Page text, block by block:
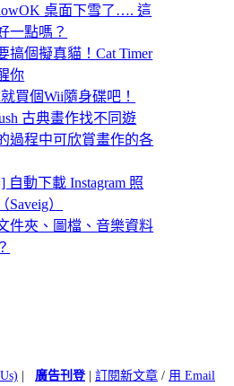
桌面下雪了…. 這
一點嗎？
搞個擬真貓！Cat Timer
你
買個Wii隨身碟吧！
古典畫作找不同遊
過程中可欣賞畫作的各
自動下載 Instagram 照
Saveig）
件夾、圖檔、音樂資料
廣告刊登| 訂閱新文章 / 用 Email